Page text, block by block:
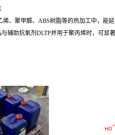
烯、聚甲醛、ABS树脂等的热加工中，能
辅助抗氧剂DLTP并用于聚丙烯时，可显